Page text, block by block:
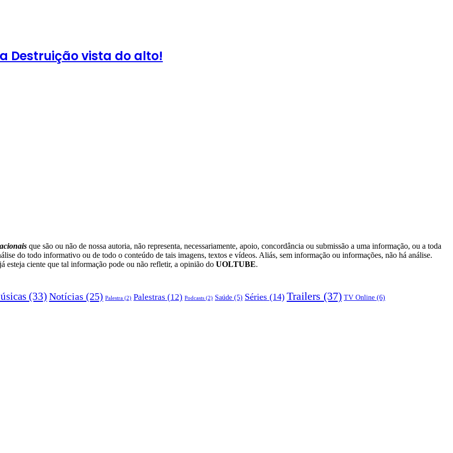
Destruição vista do alto!
que são ou não de nossa autoria, não representa, necessariamente, apoio, concordância ou submissão a uma informação, ou a toda
do todo informativo ou de todo o conteúdo de tais imagens, textos e vídeos. Aliás, sem informação ou informações, não há análise.
esteja ciente que tal informação pode ou não refletir, a opinião do UOLTUBE.
(33) Notícias (25) Palestra (2) Palestras (12) Podcasts (2) Saúde (5) Séries (14) Trailers (37) TV Online (6)